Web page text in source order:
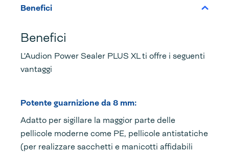
Benefici
Benefici
L'Audion Power Sealer PLUS XL ti offre i seguenti
vantaggi
Potente guarnizione da 8 mm:
Adatto per sigillare la maggior parte delle
pellicole moderne come PE, pellicole antistatiche
(per realizzare sacchetti e manicotti affidabili